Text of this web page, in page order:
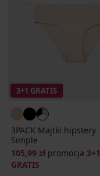
3+1 GRATIS
3PACK Majtki hipstery
Simple
105,99 zł promocja 3+1
GRATIS